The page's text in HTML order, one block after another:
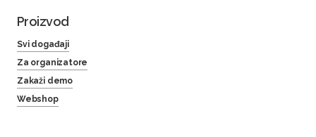
Proizvod
Svi događaji
Za organizatore
Zakaži demo
Webshop